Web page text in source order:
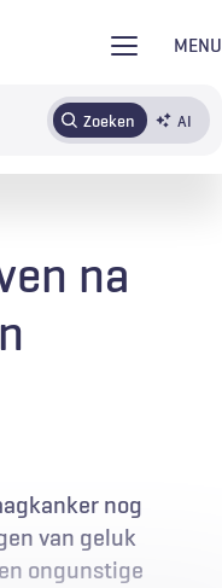
MENU
Zoeken AI
Inloggen
na
nog
van geluk
ongunstige